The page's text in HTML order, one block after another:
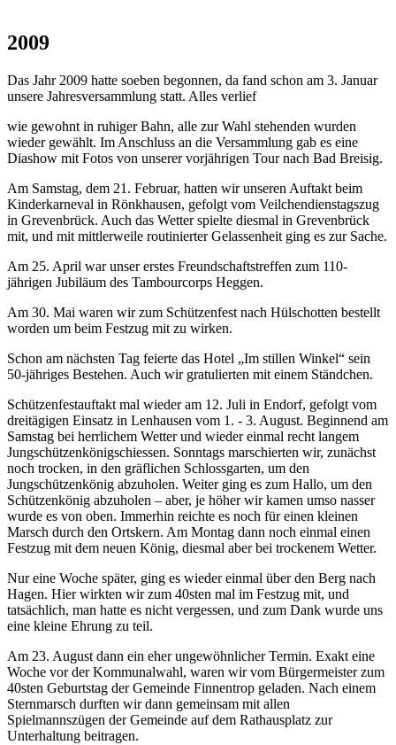
2009
Das Jahr 2009 hatte soeben begonnen, da fand schon am 3. Januar
unsere Jahresversammlung statt. Alles verlief
wie gewohnt in ruhiger Bahn, alle zur Wahl stehenden wurden
wieder gewählt. Im Anschluss an die Versammlung gab es eine
Diashow mit Fotos von unserer vorjährigen Tour nach Bad Breisig.
Am Samstag, dem 21. Februar, hatten wir unseren Auftakt beim
Kinderkarneval in Rönkhausen, gefolgt vom Veilchendienstagszug
in Grevenbrück. Auch das Wetter spielte diesmal in Grevenbrück
mit, und mit mittlerweile routinierter Gelassenheit ging es zur Sache.
Am 25. April war unser erstes Freundschaftstreffen zum 110-
jährigen Jubiläum des Tambourcorps Heggen.
Am 30. Mai waren wir zum Schützenfest nach Hülschotten bestellt
worden um beim Festzug mit zu wirken.
Schon am nächsten Tag feierte das Hotel „Im stillen Winkel“ sein
50-jähriges Bestehen. Auch wir gratulierten mit einem Ständchen.
Schützenfestauftakt mal wieder am 12. Juli in Endorf, gefolgt vom
dreitägigen Einsatz in Lenhausen vom 1. - 3. August. Beginnend am
Samstag bei herrlichem Wetter und wieder einmal recht langem
Jungschützenkönigschiessen. Sonntags marschierten wir, zunächst
noch trocken, in den gräflichen Schlossgarten, um den
Jungschützenkönig abzuholen. Weiter ging es zum Hallo, um den
Schützenkönig abzuholen – aber, je höher wir kamen umso nasser
wurde es von oben. Immerhin reichte es noch für einen kleinen
Marsch durch den Ortskern. Am Montag dann noch einmal einen
Festzug mit dem neuen König, diesmal aber bei trockenem Wetter.
Nur eine Woche später, ging es wieder einmal über den Berg nach
Hagen. Hier wirkten wir zum 40sten mal im Festzug mit, und
tatsächlich, man hatte es nicht vergessen, und zum Dank wurde uns
eine kleine Ehrung zu teil.
Am 23. August dann ein eher ungewöhnlicher Termin. Exakt eine
Woche vor der Kommunalwahl, waren wir vom Bürgermeister zum
40sten Geburtstag der Gemeinde Finnentrop geladen. Nach einem
Sternmarsch durften wir dann gemeinsam mit allen
Spielmannszügen der Gemeinde auf dem Rathausplatz zur
Unterhaltung beitragen.